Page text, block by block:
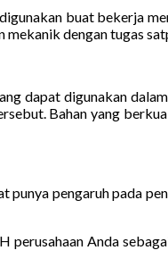
buat bekerja
dengan tugas
dapat digunakan
Bahan yang
punya pengaruh pada
perusahaan Anda